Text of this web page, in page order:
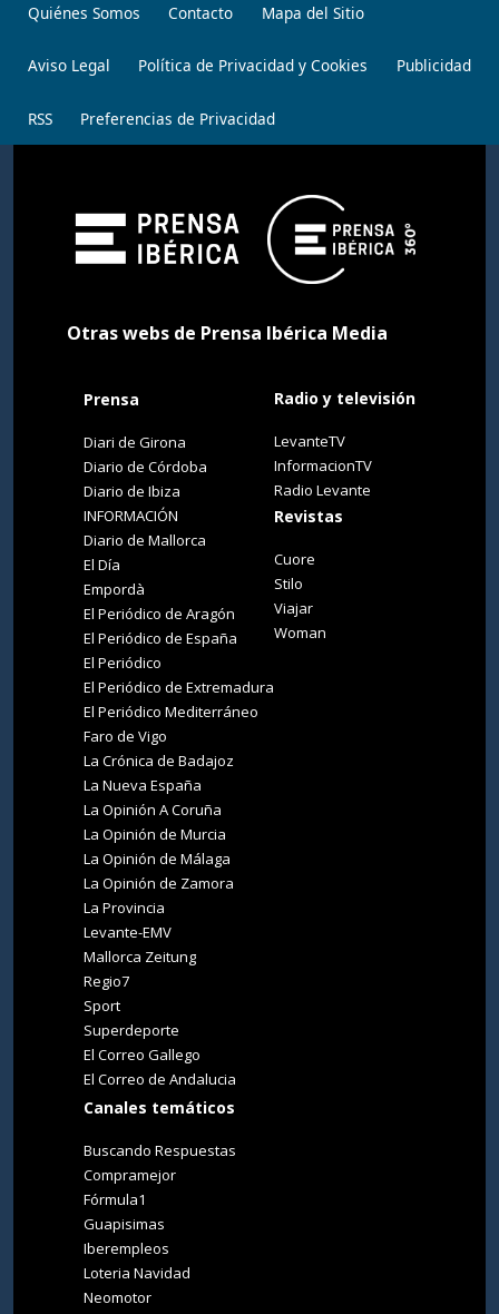
Quiénes Somos Contacto Mapa del Sitio
Aviso Legal Política de Privacidad y Cookies Publicidad
RSS Preferencias de Privacidad
Otras webs de Prensa Ibérica Media
Prensa
Diari de Girona
Diario de Córdoba
Diario de Ibiza
INFORMACIÓN
Diario de Mallorca
El Día
Empordà
El Periódico de Aragón
El Periódico de España
El Periódico
El Periódico de Extremadura
El Periódico Mediterráneo
Faro de Vigo
La Crónica de Badajoz
La Nueva España
La Opinión A Coruña
La Opinión de Murcia
La Opinión de Málaga
La Opinión de Zamora
La Provincia
Levante-EMV
Mallorca Zeitung
Regio7
Sport
Superdeporte
El Correo Gallego
El Correo de Andalucia
Canales temáticos
Buscando Respuestas
Compramejor
Fórmula1
Guapisimas
Iberempleos
Loteria Navidad
Neomotor
Radio y televisión
LevanteTV
InformacionTV
Radio Levante
Revistas
Cuore
Stilo
Viajar
Woman